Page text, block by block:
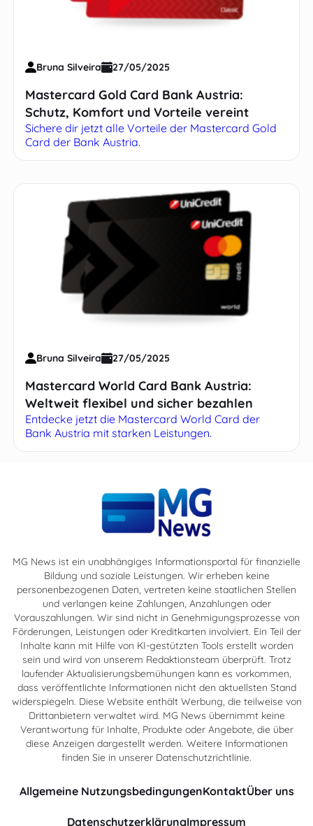
Bruna Silveira 27/05/2025
Mastercard Gold Card Bank Austria:
Schutz, Komfort und Vorteile vereint
Sichere dir jetzt alle Vorteile der Mastercard Gold
Card der Bank Austria.
Bruna Silveira 27/05/2025
Mastercard World Card Bank Austria:
Weltweit flexibel und sicher bezahlen
Entdecke jetzt die Mastercard World Card der
Bank Austria mit starken Leistungen.
MG News ist ein unabhängiges Informationsportal für finanzielle
Bildung und soziale Leistungen. Wir erheben keine
personenbezogenen Daten, vertreten keine staatlichen Stellen
und verlangen keine Zahlungen, Anzahlungen oder
Vorauszahlungen. Wir sind nicht in Genehmigungsprozesse von
Förderungen, Leistungen oder Kreditkarten involviert. Ein Teil der
Inhalte kann mit Hilfe von KI-gestützten Tools erstellt worden
sein und wird von unserem Redaktionsteam überprüft. Trotz
laufender Aktualisierungsbemühungen kann es vorkommen,
dass veröffentlichte Informationen nicht den aktuellsten Stand
widerspiegeln. Diese Website enthält Werbung, die teilweise von
Drittanbietern verwaltet wird. MG News übernimmt keine
Verantwortung für Inhalte, Produkte oder Angebote, die über
diese Anzeigen dargestellt werden. Weitere Informationen
finden Sie in unserer Datenschutzrichtlinie.
Allgemeine NutzungsbedingungenKontaktÜber uns
DatenschutzerklärungImpressum